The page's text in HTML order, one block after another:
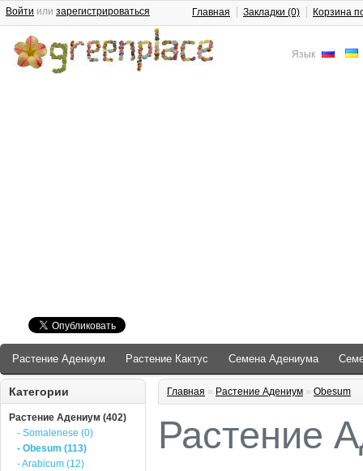
Язык
Войти или зарегистрироваться Главная Закладки (0) Корзина
Растение Адениум Растение Кактус Семена Адениума
Категории
Растение Адениум (402)
- Somalenese (0)
- Obesum (113)
- Arabicum (12)
Главная » Растение Адениум » Obesum
Растение